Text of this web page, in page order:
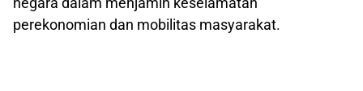
perekonomian dan mobilitas masyarakat.